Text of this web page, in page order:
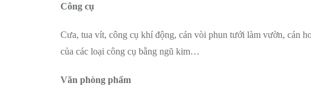
Công cụ
Cưa, tua vít, công cụ khí động, cán vòi phun tưới làm vườn, cán
của các loại công cụ bằng ngũ kim…
Văn phòng phẩm